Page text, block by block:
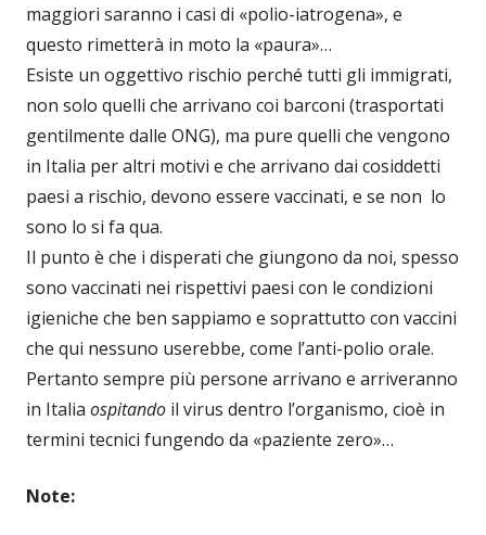
maggiori saranno i casi di «polio-iatrogena», e
questo rimetterà in moto la «paura»…
Esiste un oggettivo rischio perché tutti gli immigrati,
non solo quelli che arrivano coi barconi (trasportati
gentilmente dalle ONG), ma pure quelli che vengono
in Italia per altri motivi e che arrivano dai cosiddetti
paesi a rischio, devono essere vaccinati, e se non lo
sono lo si fa qua.
Il punto è che i disperati che giungono da noi, spesso
sono vaccinati nei rispettivi paesi con le condizioni
igieniche che ben sappiamo e soprattutto con vaccini
che qui nessuno userebbe, come l’anti-polio orale.
Pertanto sempre più persone arrivano e arriveranno
in Italia ospitando il virus dentro l’organismo, cioè in
termini tecnici fungendo da «paziente zero»…
Note: